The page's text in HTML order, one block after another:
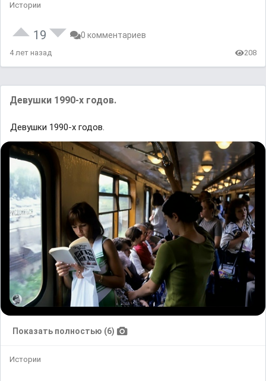
Истории
19 0 комментариев
4 лет назад 208
Девушки 1990-х годов.
Девушки 1990-х годов.
Показать полностью (6)
Истории